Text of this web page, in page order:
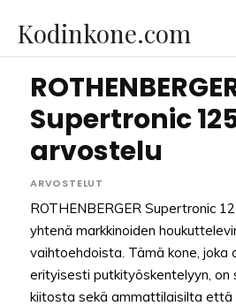
Kodinkone.com
Supertronic
arvostelu
ARVOSTELUT
ROTHENBERGER Supertronic
yhtenä markkinoiden
vaihtoehdoista. Tämä kone, joka
erityisesti putkityöskentelyyn, on
kiitosta sekä ammattilaisilta